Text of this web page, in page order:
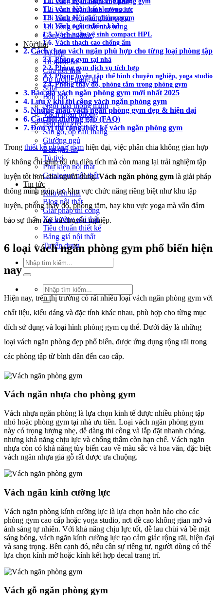
Thi công Nội thất showroom
Thi công Nội thất phòng gym
Thi công Nội thất nhà hàng
Công trình khác
Nội thất
Tủ bếp
Tủ quần áo
Cửa nội thất
Ốp tường trang trí
Sofa
Bàn thờ
Ngôi nhà thông minh
Vách ngăn phòng
Bàn làm việc
Sàn gỗ, ốp cầu thang
Giường ngủ
Bàn ghế ăn
Tủ tivi
Phụ kiện nội thất
Catalogue nội thất
Tin tức
Khuyến mãi
Blog nội thất
Giải pháp thi công
Xu hướng nội thất
Tiêu chuẩn thiết kế
Bảng giá nội thất
Tuyển dụng
Tìm
kiếm:
Tìm
kiếm:
Vách ngăn kính cường lực
Vách gỗ ngăn phòng gym
Vách ngăn nhôm kính
Vách ngăn vệ sinh compact HPL
Vách thạch cao chống ẩm
Cách chọn vách ngăn phù hợp cho từng loại phòng tập
Phòng gym tại nhà
Phòng gym dịch vụ tích hợp
Phòng luyện tập thể hình chuyên nghiệp, yoga studio
Phòng thay đồ, phòng tắm trong phòng gym
Báo giá vách ngăn phòng gym mới nhất 2025
Lưu ý khi thi công vách ngăn phòng gym
Những mẫu vách ngăn phòng gym đẹp & hiện đại
Câu hỏi thường gặp (FAQ)
Đơn vị thi công thiết kế vách ngăn phòng gym
Trong thiết kế phòng gym hiện đại, việc phân chia không gian hợp
lý không chỉ giúp tối ưu diện tích mà còn mang lại trải nghiệm tập
luyện tốt hơn cho người dùng.Vách ngăn phòng gym là giải pháp
thông minh giúp tạo khu vực chức năng riêng biệt như khu tập
luyện, phòng thay đồ, phòng tắm, hay khu vực yoga mà vẫn đảm
bảo sự thẩm mỹ và chuyên nghiệp.
6 loại vách ngăn phòng gym phổ biến hiện
nay
Hiện nay, trên thị trường có rất nhiều loại vách ngăn phòng gym với
chất liệu, kiểu dáng và đặc tính khác nhau, phù hợp cho từng mục
đích sử dụng và loại hình phòng gym cụ thể. Dưới đây là những
loại vách ngăn phòng đẹp phổ biến, được ứng dụng rộng rãi trong
các phòng tập từ bình dân đến cao cấp.
Vách ngăn nhựa cho phòng gym
Vách nhựa ngăn phòng là lựa chọn kinh tế được nhiều phòng tập
nhỏ hoặc phòng gym tại nhà ưu tiên. Loại vách ngăn phòng gym
này có trọng lượng nhẹ, dễ dàng thi công và lắp đặt nhanh chóng,
nhưng khả năng chịu lực và chống thấm còn hạn chế. Vách ngăn
nhựa còn có khả năng tùy biến cao về màu sắc và hoa văn, đặc biệt
vách ngăn nhựa giả gỗ rất được ưa chuộng.
Vách ngăn kính cường lực
Vách ngăn phòng kính cường lực là lựa chọn hoàn hảo cho các
phòng gym cao cấp hoặc yoga studio, nơi đề cao không gian mở và
ánh sáng tự nhiên. Với khả năng chịu lực tốt, dễ lau chùi và bề mặt
sáng bóng, vách ngăn kính cường lực tạo cảm giác rộng rãi, hiện đại
và sang trọng. Bên cạnh đó, nếu cần sự riêng tư, người dùng có thể
lựa chọn kính mờ hoặc kính kết hợp decal trang trí.
Vách gỗ ngăn phòng gym